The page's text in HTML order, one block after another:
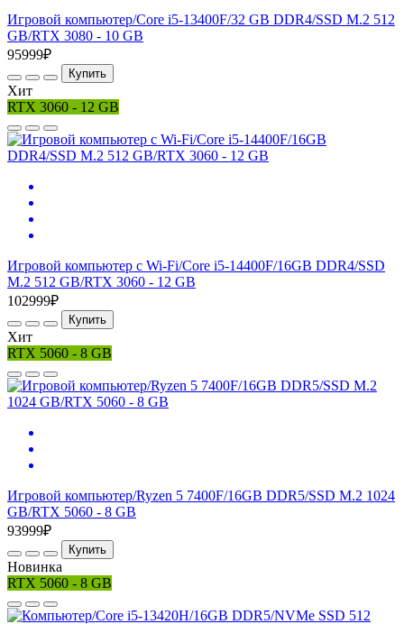
Игровой компьютер/Core i5-13400F/32 GB DDR4/SSD M.2 512
GB/RTX 3080 - 10 GB
95999₽
Купить
Хит
RTX 3060 - 12 GB
Игровой компьютер c Wi-Fi/Core i5-14400F/16GB DDR4/SSD
M.2 512 GB/RTX 3060 - 12 GB
102999₽
Купить
Хит
RTX 5060 - 8 GB
Игровой компьютер/Ryzen 5 7400F/16GB DDR5/SSD M.2 1024
GB/RTX 5060 - 8 GB
93999₽
Купить
Новинка
RTX 5060 - 8 GB